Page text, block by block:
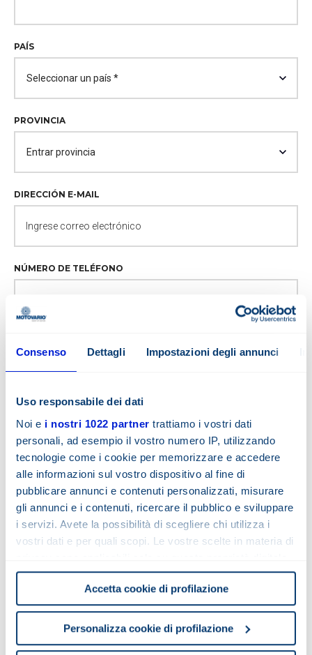
Consenso Dettagli Impostazioni degli annunci
Uso responsabile dei dati
Noi e i nostri 1022 partner trattiamo i vostri dati
personali, ad esempio il vostro numero IP, utilizzando
tecnologie come i cookie per memorizzare e accedere
alle informazioni sul vostro dispositivo al fine di
pubblicare annunci e contenuti personalizzati, misurare
gli annunci e i contenuti, ricercare il pubblico e sviluppare
i servizi. Avete la possibilità di scegliere chi utilizza i
vostri dati e per quali scopi. Le vostre scelte in materia di
in cui avete effettuato le vostre scelte. È possibile
modificare o revocare il proprio consenso in qualsiasi
momento dalla Dichiarazione sui cookie o facendo clic
sull'icona di attivazione della privacy.
Accetta cookie di profilazione
Personalizza cookie di profilazione
PAÍS
PROVINCIA
DIRECCIÓN E-MAIL
NÚMERO DE TELÉFONO
SOLICITUD
Leer la nota informativa para la protección de datos
He leído y estoy de acuerdo con el tratamiento de
mis datos personales